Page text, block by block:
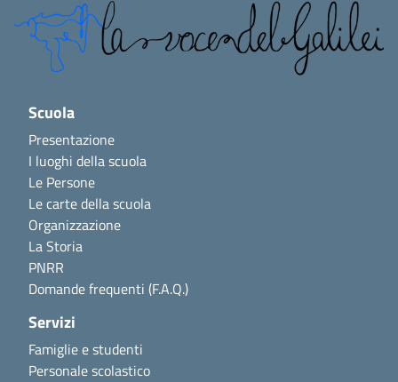
Scuola
Presentazione
I luoghi della scuola
Le Persone
Le carte della scuola
Organizzazione
La Storia
PNRR
Domande frequenti (F.A.Q.)
Servizi
Famiglie e studenti
Personale scolastico